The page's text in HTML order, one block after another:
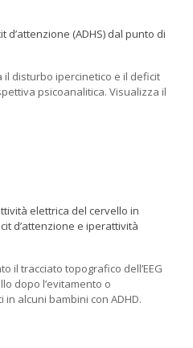
(ADHS) dal punto di
il disturbo ipercinetico e il deficit
psicoanalitica. Visualizza il
elettrica del cervello in
d’attenzione e iperattività
il tracciato topografico dell’EEG
dopo l’evitamento o
alcuni bambini con ADHD.